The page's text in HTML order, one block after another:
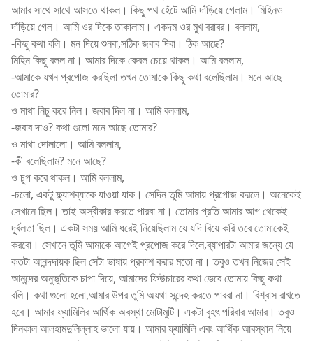
আমার সাথে সাথে আসতে থাকল। কিছু পথ হেঁটে আমি দাঁড়িয়ে গেলাম। মিহিনও
দাঁড়িয়ে গেল। আমি ওর দিকে তাকালাম। একদম ওর মুখ বরাবর। বললাম,
-কিছু কথা বলি। মন দিয়ে শুনবা,সঠিক জবাব দিবা। ঠিক আছে?
মিহিন কিছু বলল না। আমার দিকে কেবল চেয়ে থাকল। আমি বললাম,
-আমাকে যখন প্রপোজ করছিলা তখন তোমাকে কিছু কথা বলেছিলাম। মনে আছে
তোমার?
ও মাথা নিচু করে নিল। জবাব দিল না। আমি বললাম,
-জবাব দাও? কথা গুলো মনে আছে তোমার?
ও মাথা দোলালো। আমি বললাম,
-কী বলেছিলাম? মনে আছে?
ও চুপ করে থাকল। আমি বললাম,
-চলো, একটু ফ্ল্যাশব্যাকে যাওয়া যাক। সেদিন তুমি আমায় প্রপোজ করলে। অনেকেই
সেখানে ছিল। তাই অস্বীকার করতে পারবা না। তোমার প্রতি আমার আগ থেকেই
দূর্বলতা ছিল। একটা সময় আমি ধরেই নিয়েছিলাম যে যদি বিয়ে করি তবে তোমাকেই
করবো। সেখানে তুমি আমাকে আগেই প্রপোজ করে দিলে,ব্যাপারটা আমার জন্যে যে
কতটা আনন্দদায়ক ছিল সেটা ভাষায় প্রকাশ করার মতো না। তবুও তখন নিজের সেই
আনন্দের অনুভূতিকে চাপা দিয়ে, আমাদের ফিউচারের কথা ভেবে তোমায় কিছু কথা
বলি। কথা গুলো হলো,আমার উপর তুমি অযথা সন্দেহ করতে পারবা না। বিশ্বাস রাখতে
হবে। আমার ফ্যামিলির আর্থিক অবস্থা মোটামুটি। একটা বৃহৎ পরিবার আমার। তবুও
দিনকাল আলহামদুলিল্লাহ ভালো যায়। আমার ফ্যামিলি এবং আর্থিক আবস্থান নিয়ে